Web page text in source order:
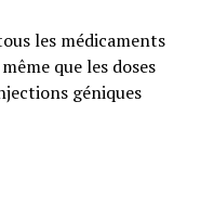
les médicaments
que les doses
géniques